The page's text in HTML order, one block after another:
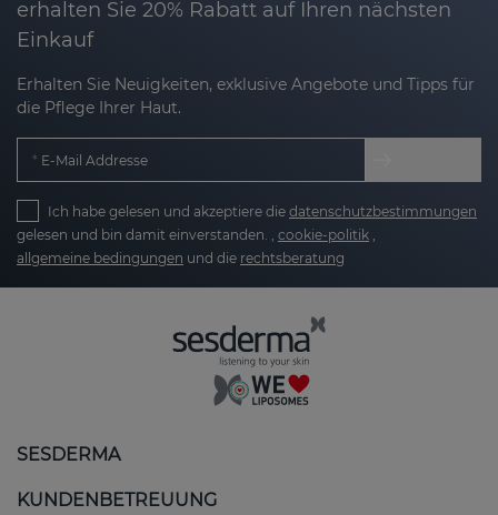
erhalten Sie 20% Rabatt auf Ihren nächsten
Einkauf
Erhalten Sie Neuigkeiten, exklusive Angebote und Tipps für
die Pflege Ihrer Haut.
E-Mail Addresse
Ich habe gelesen und akzeptiere die datenschutzbestimmungen
gelesen und bin damit einverstanden. , cookie-politik
allgemeine bedingungen und die rechtsberatung
SESDERMA
KUNDENBETREUUNG